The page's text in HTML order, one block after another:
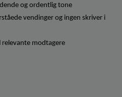
og ordentlig tone
vendinger og ingen skriver i
modtagere